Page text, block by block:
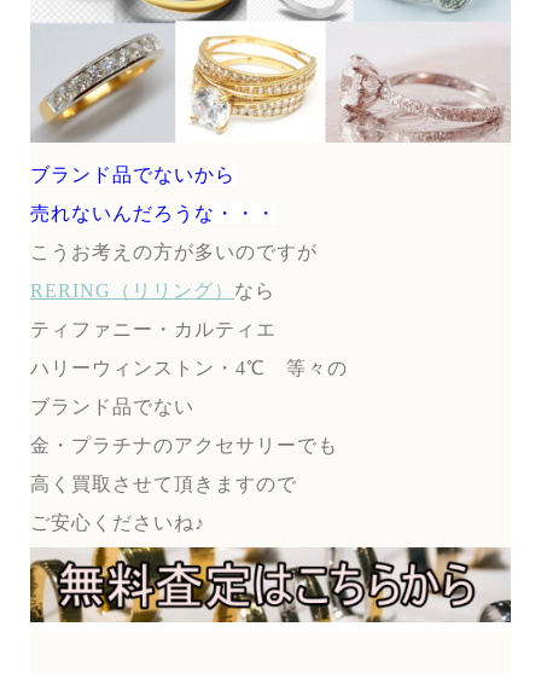
ブランド品でないから
売れないんだろうな・・・
こうお考えの方が多いのですが
RERING（リリング） なら
ティファニー・カルティエ
ハリーウィンストン・4℃ 等々の
ブランド品でない
金・プラチナのアクセサリーでも
高く買取させて頂きますので
ご安心くださいね♪